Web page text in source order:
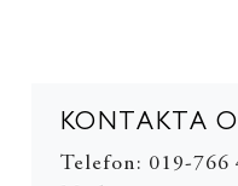
KONTAKTA
Telefon: 019-766